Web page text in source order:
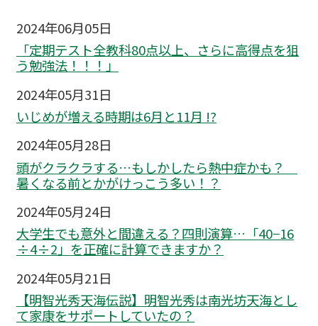
2024年06月05日
「定期テスト全教科80点以上、さらに高得点を狙
う勉強法！！！」
2024年05月31日
いじめが増える時期は6月と11月 !?
2024年05月28日
頭がクラクラする…もしかしたら熱中症かも？
暑くなる前とかがけっこう多い！？
2024年05月24日
大学生でも意外と間違える？四則演算…「40−16
÷4÷2」を正確に計算できますか？
2024年05月21日
【明智光秀天海伝説】明智光秀は南光坊天海とし
て家康をサポートしていたの？